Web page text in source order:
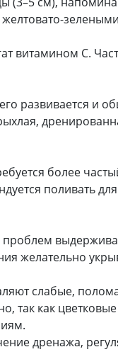
витамином С.
развивается и
более
поливать
желательно
слабые,
как
дренажа,